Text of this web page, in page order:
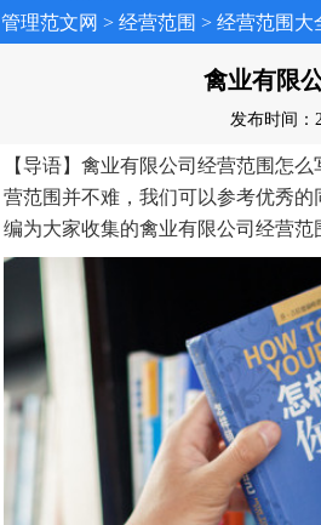
管理范文网 > 经营范围 > 经营范围大
禽业有限
发布时间：
【导语】禽业有限公司经营范围怎
营范围并不难，我们可以参考优秀
编为大家收集的禽业有限公司经营范